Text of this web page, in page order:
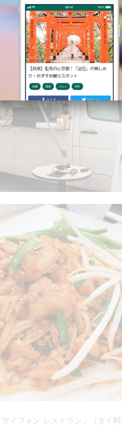
イフォン レストラン」（タイ料